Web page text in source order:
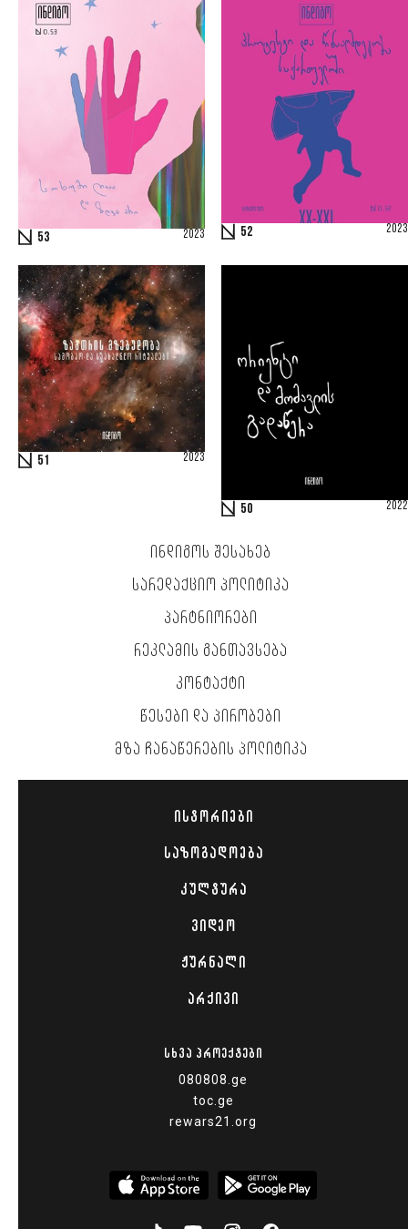
53 2023 52 2023
51 2023
50 2022
ᲘᲜᲓᲘᲒᲝᲡ ᲨᲔᲡᲐᲮᲔᲑ
ᲡᲐᲠᲔᲓᲐᲥᲪᲘᲝ ᲞᲝᲚᲘᲢᲘᲙᲐ
ᲞᲐᲠᲢᲜᲘᲝᲠᲔᲑᲘ
ᲠᲔᲙᲚᲐᲛᲘᲡ ᲒᲐᲜᲗᲐᲕᲡᲔᲑᲐ
ᲙᲝᲜᲢᲐᲥᲢᲘ
ᲬᲔᲡᲔᲑᲘ ᲓᲐ ᲞᲘᲠᲝᲑᲔᲑᲘ
ᲛᲖᲐ ᲩᲐᲜᲐᲬᲔᲠᲔᲑᲘᲡ ᲞᲝᲚᲘᲢᲘᲙᲐ
ᲘᲡᲢᲝᲠᲘᲔᲑᲘ
ᲡᲐᲖᲝᲒᲐᲓᲝᲔᲑᲐ
ᲙᲣᲚᲢᲣᲠᲐ
ᲕᲘᲓᲔᲝ
ᲟᲣᲠᲜᲐᲚᲘ
ᲐᲠᲥᲘᲕᲘ
ᲡᲮᲕᲐ ᲞᲠᲝᲔᲥᲢᲔᲑᲘ
080808.ge
toc.ge
rewars21.org